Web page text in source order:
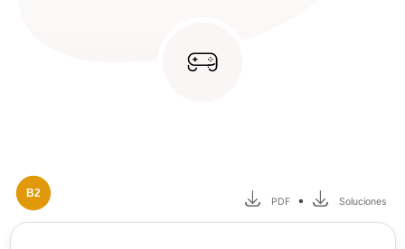
B2
PDF • Soluciones